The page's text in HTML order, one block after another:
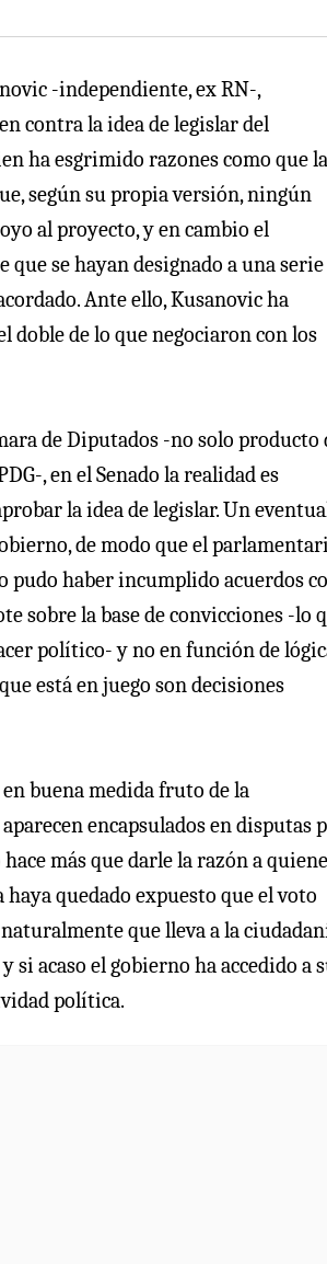
-independiente, ex RN-,
contra la idea de legislar del
ha esgrimido razones como que la
según su propia versión, ningún
al proyecto, y en cambio el
se hayan designado a una serie
Ante ello, Kusanovic ha
doble de lo que negociaron con los
de Diputados -no solo producto
, en el Senado la realidad es
la idea de legislar. Un
de modo que el
pudo haber incumplido acuerdos
sobre la base de convicciones -lo
político- y no en función de
está en juego son decisiones
buena medida fruto de la
encapsulados en disputas
más que darle la razón a
quedado expuesto que el voto
que lleva a la
acaso el gobierno ha accedido a
política.